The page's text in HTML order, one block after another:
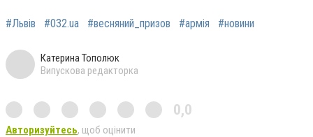
#Львів #032.ua #весняний_призов #армія #новини
Катерина Тополюк
Випускова редакторка
0,0
Авторизуйтесь, щоб оцінити